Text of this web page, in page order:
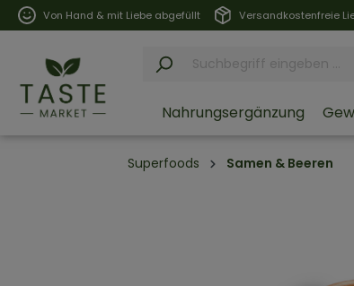
Von Hand & mit Liebe abgefüllt Versandkostenfreie
Nahrungsergänzung
Superfoods Samen & Beeren